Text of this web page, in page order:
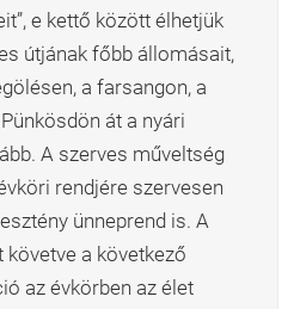
e kettő között élhetjük
útjának főbb állomásait,
a farsangon, a
át a nyári
A szerves műveltség
rendjére szervesen
ünneprend is. A
a következő
az évkörben az élet